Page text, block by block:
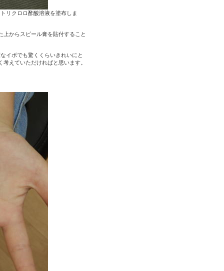
リクロロ酢酸溶液を塗布しま
上からスピール膏を貼付すること
イボでも驚くくらいきれいにと
えていただければと思います。